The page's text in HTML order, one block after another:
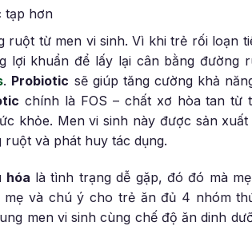
tạp hơn
ruột từ men vi sinh. Vì khi trẻ rối loạn
lợi khuẩn để lấy lại cân bằng đường
. Probiotic sẽ giúp tăng cường khả
chính là FOS – chất xơ hòa tan
khỏe. Men vi sinh này được sản
và phát huy tác dụng.
hóa là tình trạng dễ gặp, đó đó mà
và chú ý cho trẻ ăn đủ 4 nhóm
men vi sinh cùng chế độ ăn dinh